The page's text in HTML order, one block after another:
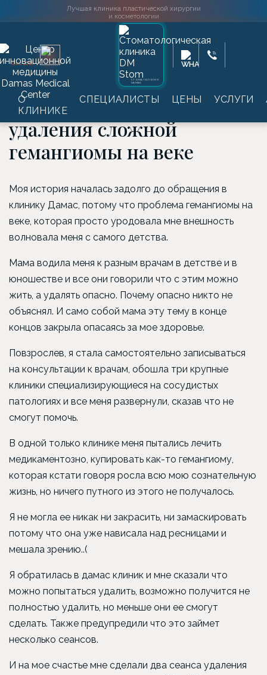
Лучшая клиника пластической хирургии
и косметологии
SINCE2016
СТОМАТОЛОГИЯ
DAMAS
О
КЛИНИКЕ
СПЕЦИАЛИСТЫ ЦЕНЫ УСЛУГИ
Главная →Информация Истории пациентов
Удаление
новообразований
История пациентки после удаления
сложной гемангиомы на веке
История пациентки после
удаления сложной
гемангиомы на веке
Моя история началась задолго до обращения в
клинику Дамас, потому что проблема гемангиомы на
веке, которая просто уродовала мне внешность
волновала меня с самого детства.
Мама водила меня к разным врачам в детстве и в
юношестве и все они говорили что с этим можно
жить, а удалять опасно. Почему опасно никто не
объяснял. И само собой мама эту тему в конце
концов закрыла опасаясь за мое здоровье.
Повзрослев, я стала самостоятельно записываться
на консультации к врачам, обошла три крупные
клиники специализирующиеся на сосудистых
патологиях и все меня развернули, сказав что не
смогут помочь.
В одной только клинике меня пытались лечить
медикаментозно, купировать как-то гемангиому,
которая кстати говоря росла всю мою сознательную
жизнь, но ничего путного из этого не получалось.
Я не могла ее никак ни закрасить, ни замаскировать
потому что она уже нависала над ресницами и
мешала зрению..(
Я обратилась в дамас клиник и мне сказали что
можно попытаться удалить, возможно получится не
полностью удалить, но меньше они ее смогут
сделать. Также предупредили что это займет
несколько сеансов.
И на мое счастье мне сделали два сеанса удаления